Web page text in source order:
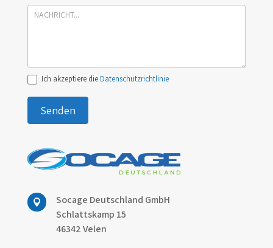
Ich akzeptiere die Datenschutzrichtlinie
Senden

Socage Deutschland GmbH
Schlattskamp 15
46342 Velen